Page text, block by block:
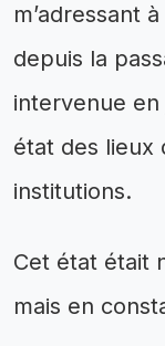
m’adressant
depuis la
intervenue en
état des lieux
institutions.
Cet état était
mais en